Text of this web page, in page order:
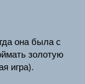
она была с
золотую
игра).